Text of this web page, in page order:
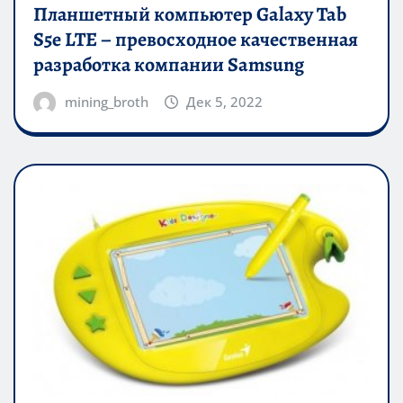
Планшетный компьютер Galaxy Tab
S5e LTE – превосходное качественная
разработка компании Samsung
mining_broth Дек 5, 2022